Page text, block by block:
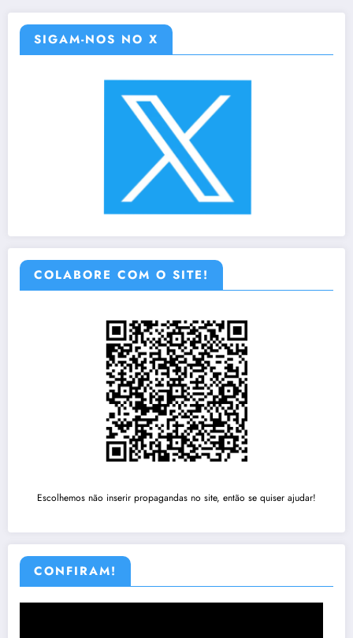
SIGAM-NOS NO X
COLABORE COM O SITE!
Escolhemos não inserir propagandas no site, então se quiser ajudar!
CONFIRAM!